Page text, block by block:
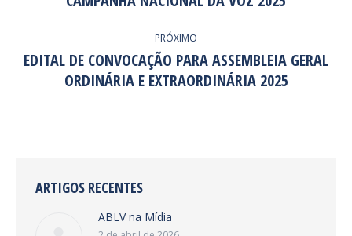
POST:
anterior:
PRÓXIMO
Próximo
post:
EDITAL DE CONVOCAÇÃO PARA ASSEMBLEIA GERAL
ORDINÁRIA E EXTRAORDINÁRIA 2025
ARTIGOS RECENTES
ABLV na Mídia